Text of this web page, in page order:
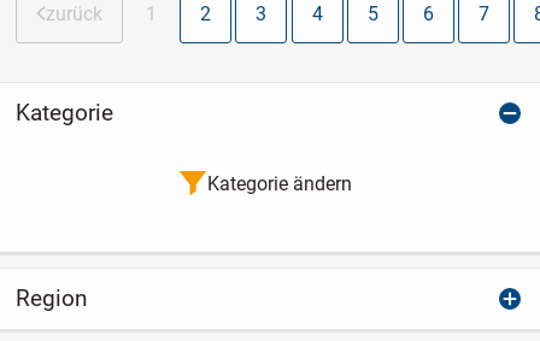
zurück 1 2 3 4 5 6 7
Kategorie
Kategorie ändern
Region